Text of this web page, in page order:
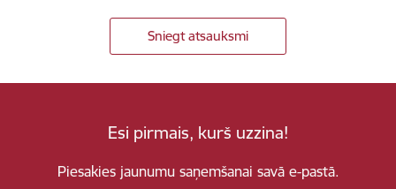
Sniegt atsauksmi
Esi pirmais, kurš uzzina!
Piesakies jaunumu saņemšanai savā e-pastā.